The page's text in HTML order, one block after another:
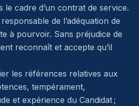
le cadre d’un contrat de service.
de l’adéquation de
à pourvoir. Sans préjudice de
reconnaît et accepte qu’il
les références relatives aux
tempérament,
et expérience du Candidat ;